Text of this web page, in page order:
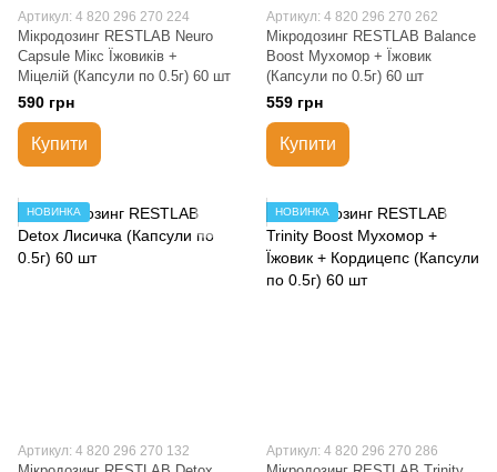
Артикул: 4 820 296 270 224
Мікродозинг RESTLAB Neuro
Capsule Мікс Їжовиків +
Міцелій (Капсули по 0.5г) 60 шт
590 грн
Купити
Артикул: 4 820 296 270 262
Мікродозинг RESTLAB Balance
Boost Мухомор + Їжовик
(Капсули по 0.5г) 60 шт
559 грн
Купити
НОВИНКА
Артикул: 4 820 296 270 132
НОВИНКА
Артикул: 4 820 296 270 286